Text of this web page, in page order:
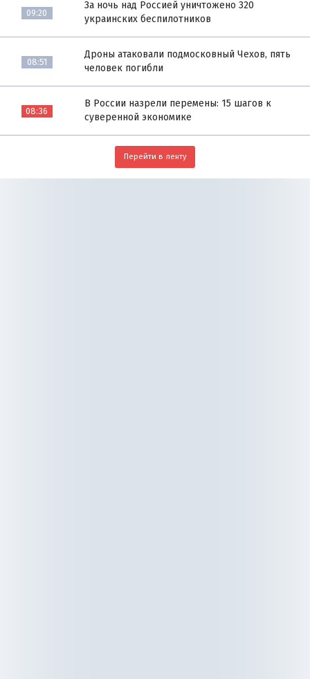
09:20
За ночь над Россией уничтожено 320
украинских беспилотников
08:51
Дроны атаковали подмосковный Чехов, пять
человек погибли
08:36
В России назрели перемены: 15 шагов к
суверенной экономике
Перейти в ленту